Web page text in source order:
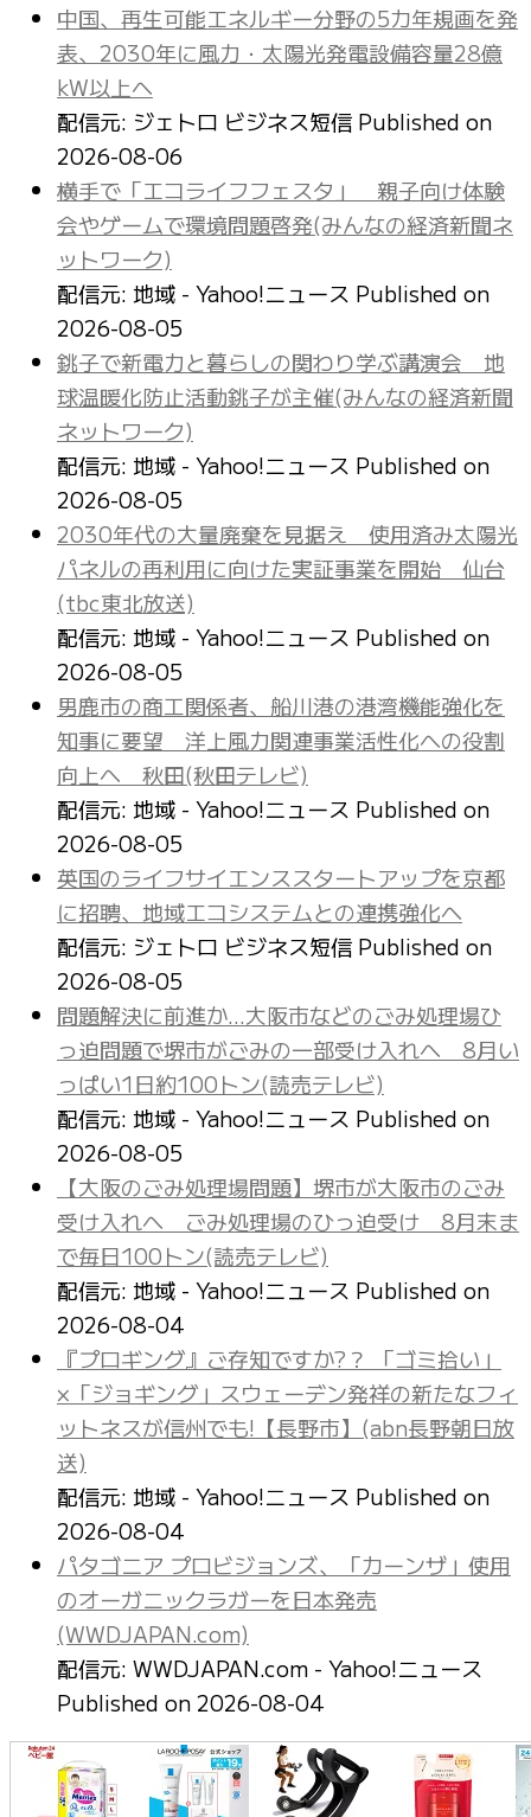
中国、再生可能エネルギー分野の5カ年規画を発
表、2030年に風力・太陽光発電設備容量28億
kW以上へ
配信元: ジェトロ ビジネス短信 Published on
2026-08-06
横手で「エコライフフェスタ」 親子向け体験
会やゲームで環境問題啓発(みんなの経済新聞ネ
ットワーク)
配信元: 地域 - Yahoo!ニュース Published on
2026-08-05
銚子で新電力と暮らしの関わり学ぶ講演会 地
球温暖化防止活動銚子が主催(みんなの経済新聞
ネットワーク)
配信元: 地域 - Yahoo!ニュース Published on
2026-08-05
2030年代の大量廃棄を見据え 使用済み太陽光
パネルの再利用に向けた実証事業を開始 仙台
(tbc東北放送)
配信元: 地域 - Yahoo!ニュース Published on
2026-08-05
男鹿市の商工関係者、船川港の港湾機能強化を
知事に要望 洋上風力関連事業活性化への役割
向上へ 秋田(秋田テレビ)
配信元: 地域 - Yahoo!ニュース Published on
2026-08-05
英国のライフサイエンススタートアップを京都
に招聘、地域エコシステムとの連携強化へ
配信元: ジェトロ ビジネス短信 Published on
2026-08-05
問題解決に前進か…大阪市などのごみ処理場ひ
っ迫問題で堺市がごみの一部受け入れへ 8月い
っぱい1日約100トン(読売テレビ)
配信元: 地域 - Yahoo!ニュース Published on
2026-08-05
【大阪のごみ処理場問題】堺市が大阪市のごみ
受け入れへ ごみ処理場のひっ迫受け 8月末ま
で毎日100トン(読売テレビ)
配信元: 地域 - Yahoo!ニュース Published on
2026-08-04
『プロギング』ご存知ですか?？ 「ゴミ拾い」
×「ジョギング」スウェーデン発祥の新たなフィ
ットネスが信州でも!【長野市】(abn長野朝日放
送)
配信元: 地域 - Yahoo!ニュース Published on
2026-08-04
パタゴニア プロビジョンズ、「カーンザ」使用
のオーガニックラガーを日本発売
(WWDJAPAN.com)
配信元: WWDJAPAN.com - Yahoo!ニュース
Published on 2026-08-04